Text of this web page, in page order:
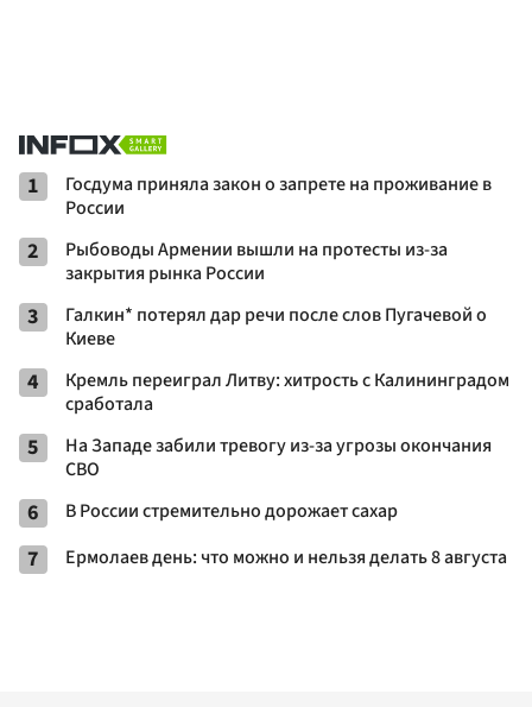
1
Госдума приняла закон о запрете на проживание в
России
2
Рыбоводы Армении вышли на протесты из-за
закрытия рынка России
3
Галкин* потерял дар речи после слов Пугачевой о
Киеве
4
Кремль переиграл Литву: хитрость с Калининградом
сработала
5
На Западе забили тревогу из-за угрозы окончания
СВО
6 В России стремительно дорожает сахар
7 Ермолаев день: что можно и нельзя делать 8 августа